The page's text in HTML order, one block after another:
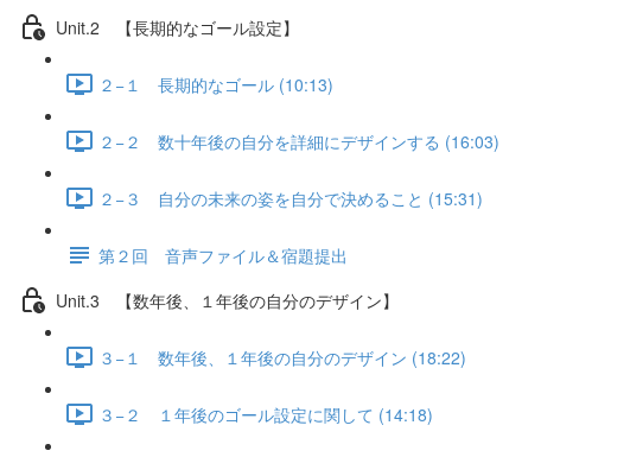
Unit.2 【長期的なゴール設定】
２−１ 長期的なゴール (10:13)
２−２ 数十年後の自分を詳細にデザインする (16:03)
２−３ 自分の未来の姿を自分で決めること (15:31)
第２回 音声ファイル＆宿題提出
Unit.3 【数年後、１年後の自分のデザイン】
３−１ 数年後、１年後の自分のデザイン (18:22)
３−２ １年後のゴール設定に関して (14:18)